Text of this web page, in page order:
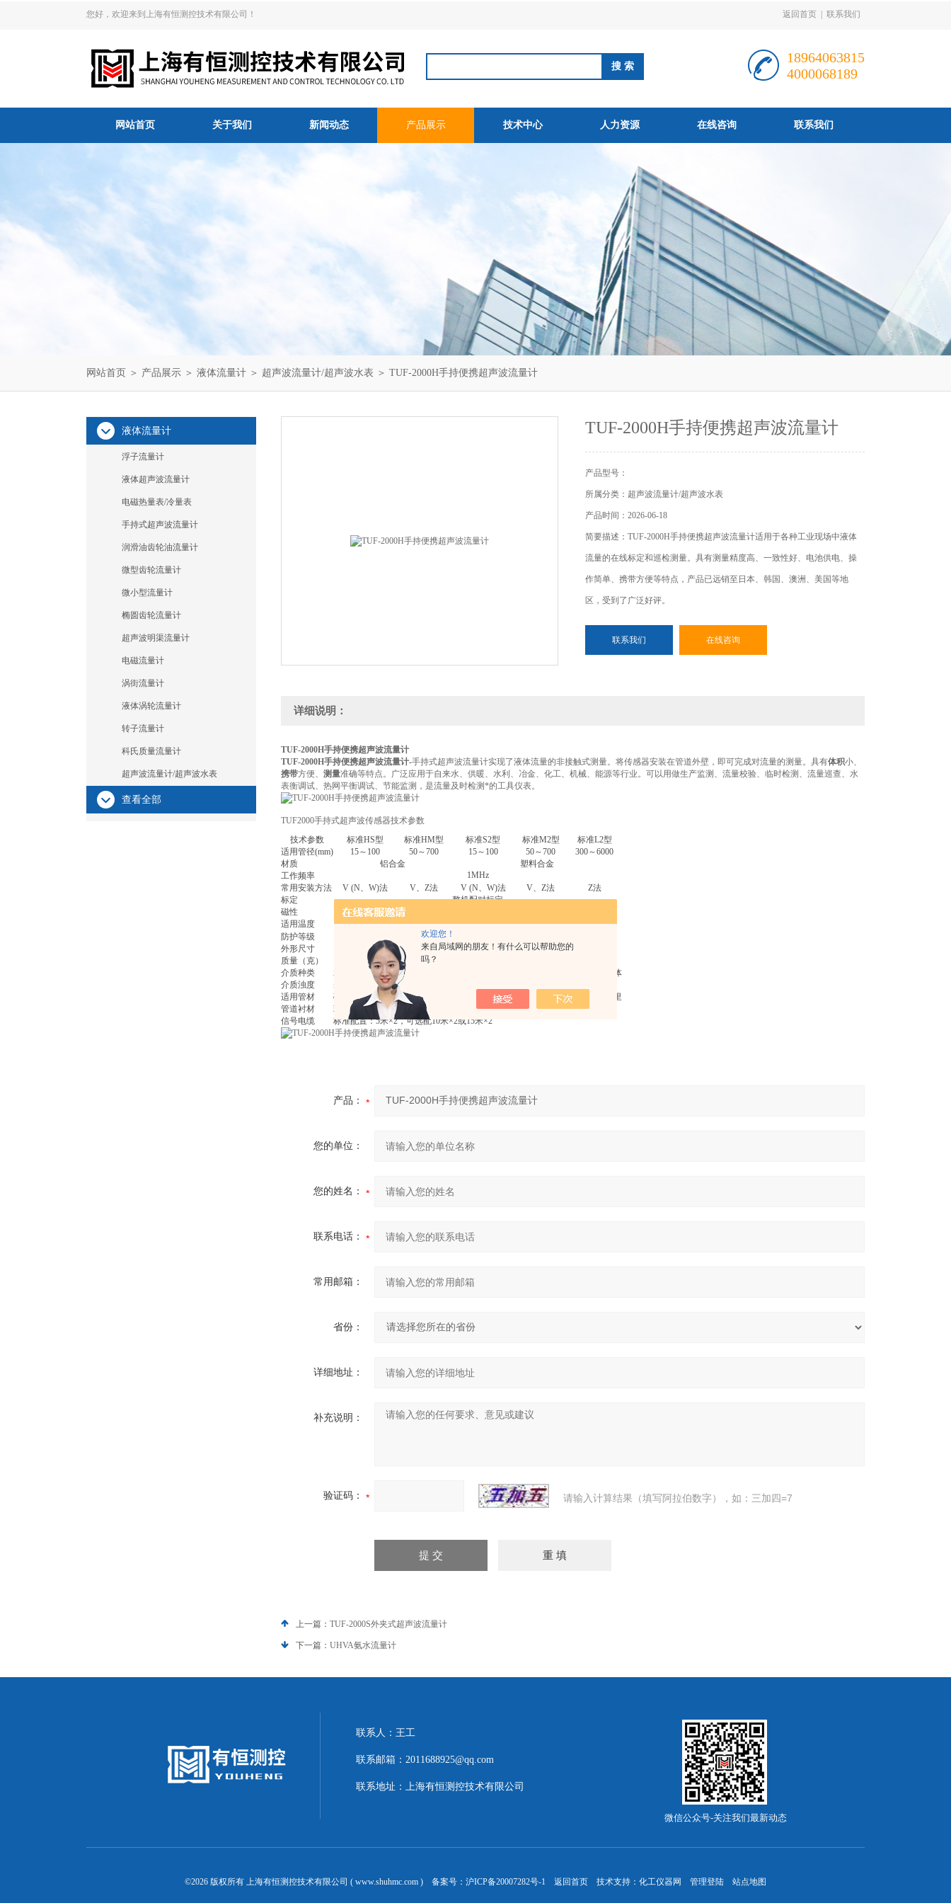
欢迎您！
来自局域网的朋友！有什么可以帮助您的
吗？
您好，欢迎来到上海有恒测控技术有限公司！ 返回首页 联系我们
18964063815
4000068189
网站首页 关于我们 新闻动态 产品展示 技术中心 人力资源 在线咨询 联系我们
网站首页 ＞ 产品展示 ＞ 液体流量计 ＞ 超声波流量计/超声波水表 ＞ TUF-2000H手持便携超声波流量计
液体流量计
浮子流量计
液体超声波流量计
电磁热量表/冷量表
手持式超声波流量计
润滑油齿轮油流量计
微型齿轮流量计
微小型流量计
椭圆齿轮流量计
超声波明渠流量计
电磁流量计
涡街流量计
液体涡轮流量计
转子流量计
科氏质量流量计
超声波流量计/超声波水表
查看全部
TUF-2000H手持便携超声波流量计
产品型号：
所属分类：超声波流量计/超声波水表
产品时间：2026-06-18
简要描述：TUF-2000H手持便携超声波流量计适用于各种工业现场中液体
流量的在线标定和巡检测量。具有测量精度高、一致性好、电池供电、操
作简单、携带方便等特点，产品已远销至日本、韩国、澳洲、美国等地
区，受到了广泛好评。
联系我们 在线咨询
详细说明：
TUF-2000H手持便携超声波流量计
TUF-2000H手持便携超声波流量计-手持式超声波流量计实现了液体流量的非接触式测量。将传感器安装在管道外壁，即可完成对流量的测量。具有体积小、
携带方便、 测量准确等特点。广泛应用于自来水、供暖、水利、冶金、化工、机械、能源等行业。可以用做生产监测、流量校验、临时检测、流量巡查、水
表衡调试、热网平衡调试、节能监测，是流量及时检测*的工具仪表。
TUF2000手持式超声波传感器技术参数
技术参数
标准HS型 标准HM型 标准S2型 标准M2型
标准L2型
适用管径(mm)
15～100 50～700 15～100 50～700
300～6000
材质
铝合金
塑料合金
工作频率
1MHz
常用安装方法
V (N、W)法 V、Z法 V (N、W)法 V、Z法
Z法
标定
整机配对标定
磁性
适用温度
0℃～160℃
防护等级
外形尺寸
200×25×25 280×40×40 45×30×30 71×37×40
质量（克）
250 1080
介质种类
水、海水、污水、酒精、各种油类等能传导超声波的单一、均匀、稳定的液体
介质浊度
≤20000ppm且气泡含量小
适用管材
碳钢、不锈钢、铸铁、铜、PVC、铝、玻璃钢等均匀质密的管道，允许有衬里
管道衬材
环氧沥青、橡胶、灰浆、聚丙烯、聚苯乙烯、胶木、聚四氟乙烯等
信号电缆
标准配置：5米×2，可选配10米×2或15米×2
产品：
您的单位：
您的姓名：
联系电话：
常用邮箱：
省份：
详细地址：
补充说明：
验证码： 请输入计算结果（填写阿拉伯数字），如：三加四=7
上一篇： TUF-2000S外夹式超声波流量计
下一篇： UHVA氨水流量计
联系人：王工
联系邮箱：2011688925@qq.com
联系地址：上海有恒测控技术有限公司
微信公众号-关注我们最新动态
©2026 版权所有 上海有恒测控技术有限公司 ( www.shuhmc.com ) 备案号： 沪ICP备20007282号-1 返回首页 技术支持： 化工仪器网 管理登陆 站点地图